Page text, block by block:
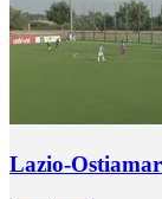
Lazio-